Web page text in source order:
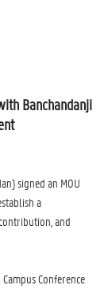
Banchandanji
signed an MOU
a
and
Conference